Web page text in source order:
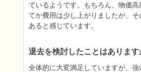
ているようです。もちろん、物価高
てか費用は少し上がりましたが、
あると感じています。
退去を検討したことはあります
全体的に大変満足していますが、